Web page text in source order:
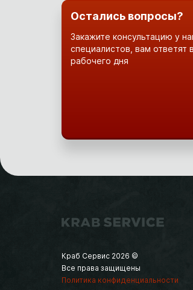
Остались вопросы?
Закажите консультацию у
специалистов, вам ответят
рабочего дня
Краб Сервис 2026 ©
Все права защищены
Политика конфиденциальности